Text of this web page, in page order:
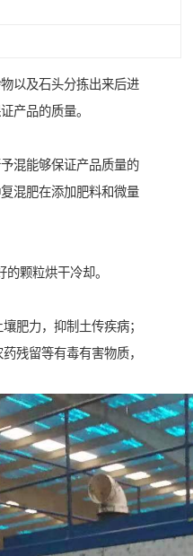
以及石头分拣出来后进
产品的质量。
混能够保证产品质量的
混肥在添加肥料和微量
颗粒烘干冷却。
肥力，抑制土传疾病；
残留等有毒有害物质，